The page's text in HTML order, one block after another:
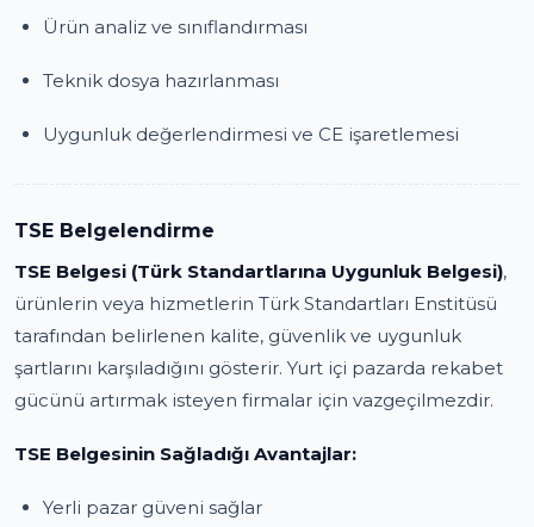
Ürün analiz ve sınıflandırması
Teknik dosya hazırlanması
Uygunluk değerlendirmesi ve CE işaretlemesi
TSE Belgelendirme
TSE Belgesi (Türk Standartlarına Uygunluk Belgesi),
ürünlerin veya hizmetlerin Türk Standartları Enstitüsü
tarafından belirlenen kalite, güvenlik ve uygunluk
şartlarını karşıladığını gösterir. Yurt içi pazarda rekabet
gücünü artırmak isteyen firmalar için vazgeçilmezdir.
TSE Belgesinin Sağladığı Avantajlar:
Yerli pazar güveni sağlar